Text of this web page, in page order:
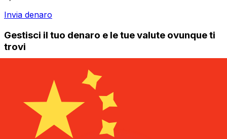
Invia denaro
Gestisci il tuo denaro e le tue valute ovunque ti
trovi
L'app Xe ha tutto ciò di cui hai bisogno per i
trasferimenti di denaro internazionali e la gestione delle
valute. Converti le valute, imposta avvisi sui tassi di
cambio e trasferisci denaro all'estero senza commissioni
nascoste. Scaricala oggi stesso!